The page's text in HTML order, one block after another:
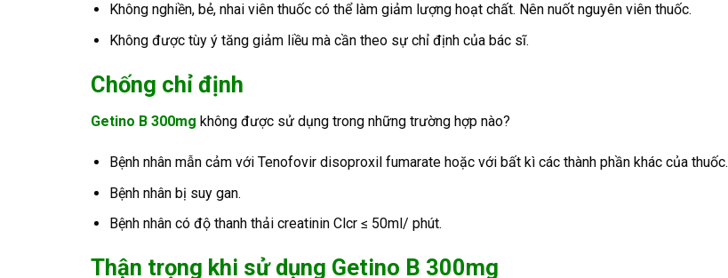
Không nghiền, bẻ, nhai viên thuốc có thể làm giảm lượng hoạt chất. Nên nuốt nguyên viên thuốc.
Không được tùy ý tăng giảm liều mà cần theo sự chỉ định của bác sĩ.
Chống chỉ định
Getino B 300mg không được sử dụng trong những trường hợp nào?
Bệnh nhân mẫn cảm với Tenofovir disoproxil fumarate hoặc với bất kì các thành phần khác của thuốc.
Bệnh nhân bị suy gan.
Bệnh nhân có độ thanh thải creatinin Clcr ≤ 50ml/ phút.
Thận trọng khi sử dụng Getino B 300mg